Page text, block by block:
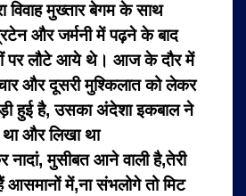
विवाह मुख्तार बेगम के साथ
और जर्मनी में पढ़ने के बाद
पर लौटे आये थे। आज के दौर में
और दूसरी मुश्किलात को लेकर
हुई है, उसका अंदेशा इकबाल ने
था और लिखा था
मुसीबत आने वाली है,तेरी
आसमानों में,ना संभलोगे तो मिट